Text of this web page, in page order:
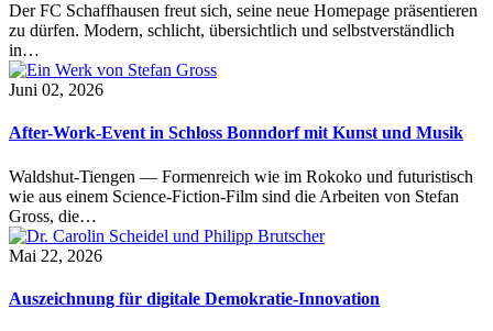
Der FC Schaffhausen freut sich, seine neue Homepage präsentieren
zu dürfen. Modern, schlicht, übersichtlich und selbstverständlich
in…
Juni 02, 2026
After-Work-Event in Schloss Bonndorf mit Kunst und Musik
Waldshut-Tiengen — Formenreich wie im Rokoko und futuristisch
wie aus einem Science-Fiction-Film sind die Arbeiten von Stefan
Gross, die…
Mai 22, 2026
Auszeichnung für digitale Demokratie-Innovation